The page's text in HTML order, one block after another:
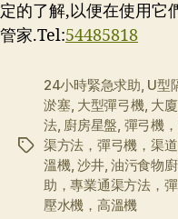
定的了解,以便在使用它
管家.Tel:54485818
标
24小時緊急求助, U型
淤塞, 大型彈弓機, 大
法, 廚房星盤, 彈弓機
渠方法，彈弓機，渠
溫機, 沙井, 油污食物
助，專業通渠方法，
壓水機，高溫機